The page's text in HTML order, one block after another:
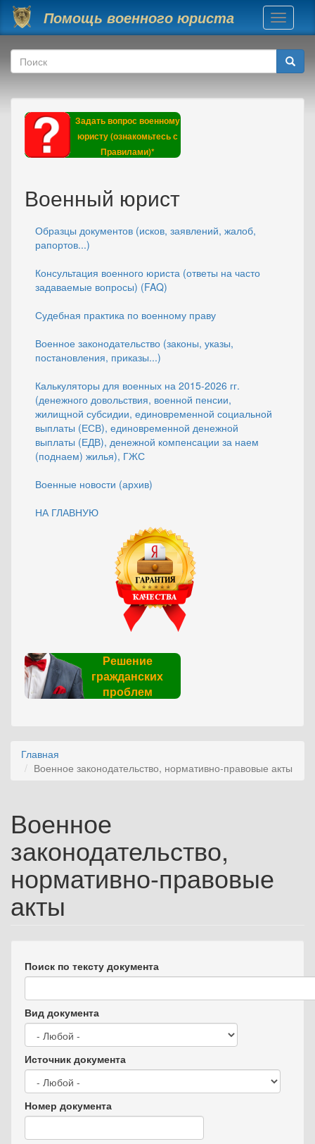
Перейти к основному содержанию
Помощь военного юриста
Toggle
Форма поиска
Поиск
Задать вопрос военному
юристу (ознакомьтесь с
Правилами)*
Военный юрист
Образцы документов (исков, заявлений, жалоб,
рапортов...)
Консультация военного юриста (ответы на часто
задаваемые вопросы) (FAQ)
Судебная практика по военному праву
Военное законодательство (законы, указы,
постановления, приказы...)
Калькуляторы для военных на 2015-2026 гг.
(денежного довольствия, военной пенсии,
жилищной субсидии, единовременной социальной
выплаты (ЕСВ), единовременной денежной
выплаты (ЕДВ), денежной компенсации за наем
(поднаем) жилья), ГЖС
Военные новости (архив)
НА ГЛАВНУЮ
Решение
гражданских
проблем
Главная
Военное законодательство, нормативно-правовые акты
Военное
законодательство,
нормативно-правовые
акты
Поиск по тексту документа
Вид документа
Источник документа
Номер документа